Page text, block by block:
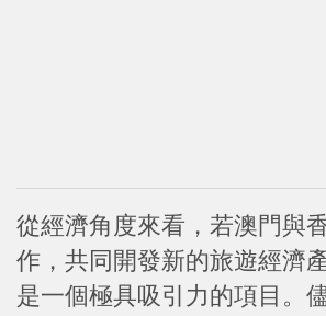
從經濟角度來看，若澳門與
作，共同開發新的旅遊經濟
是一個極具吸引力的項目。